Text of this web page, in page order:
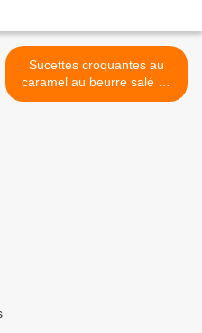
Sucettes croquantes au
caramel au beurre salé ou
Nutella >